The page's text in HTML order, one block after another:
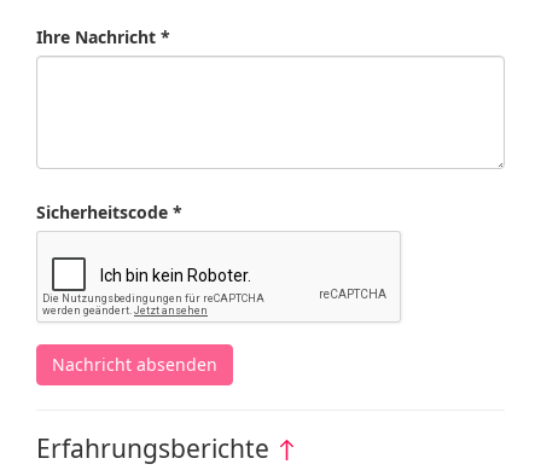
Ihre Nachricht *
Sicherheitscode *
Nachricht absenden
Erfahrungsberichte ↑